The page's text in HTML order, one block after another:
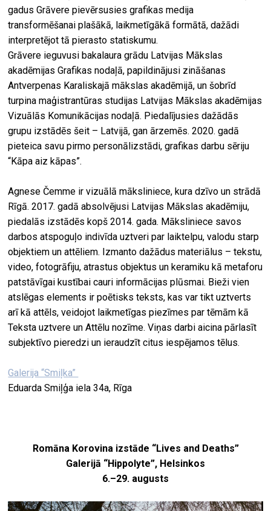
gadus Grāvere pievērsusies grafikas medija
transformēšanai plašākā, laikmetīgākā formātā, dažādi
interpretējot tā pierasto statiskumu.
Grāvere ieguvusi bakalaura grādu Latvijas Mākslas
akadēmijas Grafikas nodaļā, papildinājusi zināšanas
Antverpenas Karaliskajā mākslas akadēmijā, un šobrīd
turpina maģistrantūras studijas Latvijas Mākslas akadēmijas
Vizuālās Komunikācijas nodaļā. Piedalījusies dažādās
grupu izstādēs šeit – Latvijā, gan ārzemēs. 2020. gadā
pieteica savu pirmo personālizstādi, grafikas darbu sēriju
“Kāpa aiz kāpas”.
Agnese Čemme ir vizuālā māksliniece, kura dzīvo un strādā
Rīgā. 2017. gadā absolvējusi Latvijas Mākslas akadēmiju,
piedalās izstādēs kopš 2014. gada. Māksliniece savos
darbos atspoguļo indivīda uztveri par laiktelpu, valodu starp
objektiem un attēliem. Izmanto dažādus materiālus – tekstu,
video, fotogrāfiju, atrastus objektus un keramiku kā metaforu
patstāvīgai kustībai cauri informācijas plūsmai. Bieži vien
atslēgas elements ir poētisks teksts, kas var tikt uztverts
arī kā attēls, veidojot laikmetīgas piezīmes par tēmām kā
Teksta uztvere un Attēlu nozīme. Viņas darbi aicina pārlasīt
subjektīvo pieredzi un ieraudzīt citus iespējamos tēlus.
Galerija “Smiļka”
Eduarda Smiļģa iela 34a, Rīga
Romāna Korovina izstāde “Lives and Deaths”
Galerijā “Hippolyte”, Helsinkos
6.–29. augusts